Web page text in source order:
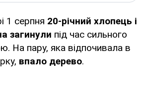
1 серпня 20-річний хлопець і
загинули під час сильного
На пару, яка відпочивала в
впало дерево.